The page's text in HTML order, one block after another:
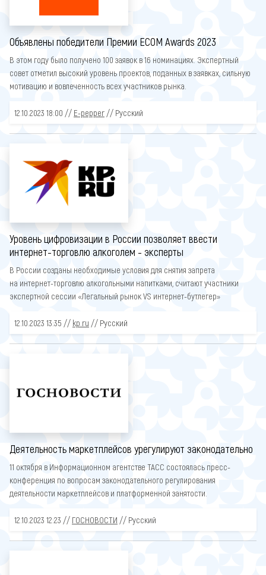
Объявлены победители Премии ECOM Awards 2023
В этом году было получено 100 заявок в 16 номинациях. Экспертный
совет отметил высокий уровень проектов, поданных в заявках, сильную
мотивацию и вовлеченность всех участников рынка.
12.10.2023 18:00 // E-pepper // Русский
Уровень цифровизации в России позволяет ввести
интернет-торговлю алкоголем - эксперты
В России созданы необходимые условия для снятия запрета
на интернет-торговлю алкогольными напитками, считают участники
экспертной сессии «Легальный рынок VS интернет-бутлегер»
12.10.2023 13:35 // kp.ru // Русский
Деятельность маркетплейсов урегулируют законодательно
11 октября в Информационном агентстве ТАСС состоялась пресс-
конференция по вопросам законодательного регулирования
деятельности маркетплейсов и платформенной занятости.
12.10.2023 12:23 // ГОСНОВОСТИ // Русский